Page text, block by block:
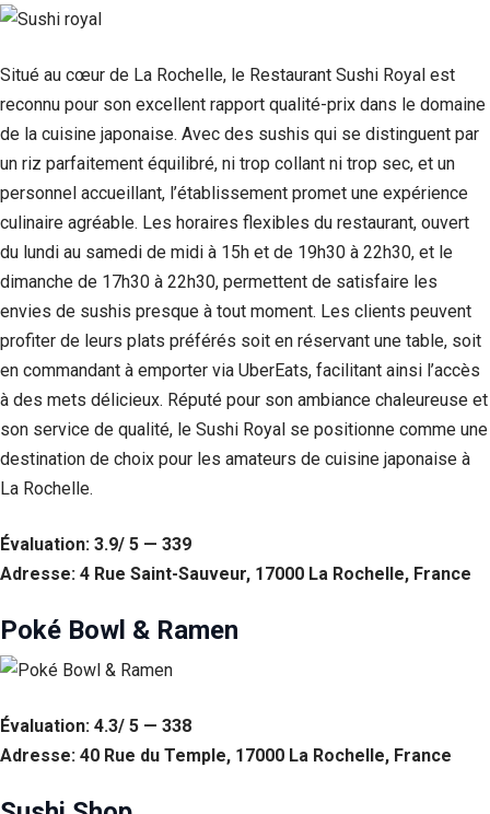
Situé au cœur de La Rochelle, le Restaurant Sushi Royal est
reconnu pour son excellent rapport qualité-prix dans le domaine
de la cuisine japonaise. Avec des sushis qui se distinguent par
un riz parfaitement équilibré, ni trop collant ni trop sec, et un
personnel accueillant, l’établissement promet une expérience
culinaire agréable. Les horaires flexibles du restaurant, ouvert
du lundi au samedi de midi à 15h et de 19h30 à 22h30, et le
dimanche de 17h30 à 22h30, permettent de satisfaire les
envies de sushis presque à tout moment. Les clients peuvent
profiter de leurs plats préférés soit en réservant une table, soit
en commandant à emporter via UberEats, facilitant ainsi l’accès
à des mets délicieux. Réputé pour son ambiance chaleureuse et
son service de qualité, le Sushi Royal se positionne comme une
destination de choix pour les amateurs de cuisine japonaise à
La Rochelle.
Évaluation: 3.9/ 5 — 339
Adresse: 4 Rue Saint-Sauveur, 17000 La Rochelle, France
Poké Bowl & Ramen
Évaluation: 4.3/ 5 — 338
Adresse: 40 Rue du Temple, 17000 La Rochelle, France
du site Web.
Marketing
En partageant
votre intérêt et
comportement
lorsque vous
site, vous
augmentez les
chances de
voir du
contenu et des
offres
personnalisés.